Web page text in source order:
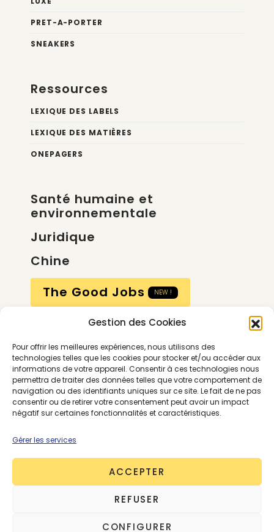
Gestion des Cookies
Pour offrir les meilleures expériences, nous utilisons des
technologies telles que les cookies pour stocker et/ou accéder aux
informations de votre appareil. Consentir à ces technologies nous
permettra de traiter des données telles que votre comportement de
navigation ou des identifiants uniques sur ce site. Le fait de ne pas
consentir ou de retirer votre consentement peut avoir un impact
négatif sur certaines fonctionnalités et caractéristiques.
Gérer les services
ACCEPTER
REFUSER
CONFIGURER
PRET-A-PORTER
SNEAKERS
Ressources
LEXIQUE DES LABELS
LEXIQUE DES MATIÈRES
ONEPAGERS
Santé humaine et
environnementale
Juridique
Chine
The Good Jobs
NEW !
Compte
Calendrier
Contactez-nous
Conditions générales
Mentions légales
Gestion des cookies